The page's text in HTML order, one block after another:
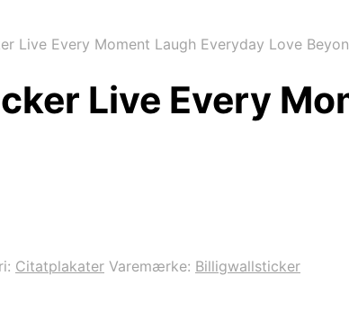
Live Every Moment Laugh Everyday Love
Live Every
Citatplakater Varemærke: Billigwallsticker